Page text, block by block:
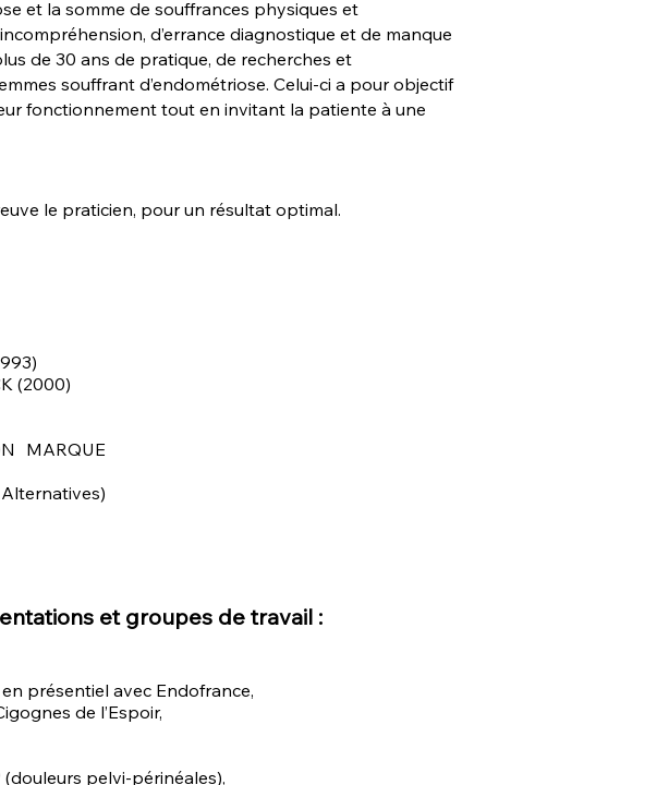
et la somme de souffrances physiques et
d’errance diagnostique et de manque
de 30 ans de pratique, de recherches et
souffrant d’endométriose. Celui-ci a pour objectif
fonctionnement tout en invitant la patiente à une
le praticien, pour un résultat optimal.
(2000)
MARQUE
et groupes de travail :
présentiel avec Endofrance,
igognes de l’Espoir,
(douleurs pelvi-périnéales),